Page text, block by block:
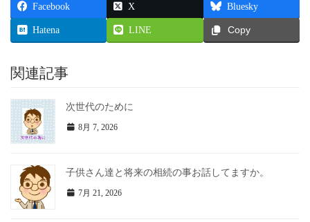
Facebook X Bluesky
Hatena LINE Copy
関連記事
次世代のために
8月 7, 2026
子供さん達と将来の相続の事お話してますか。
7月 21, 2026